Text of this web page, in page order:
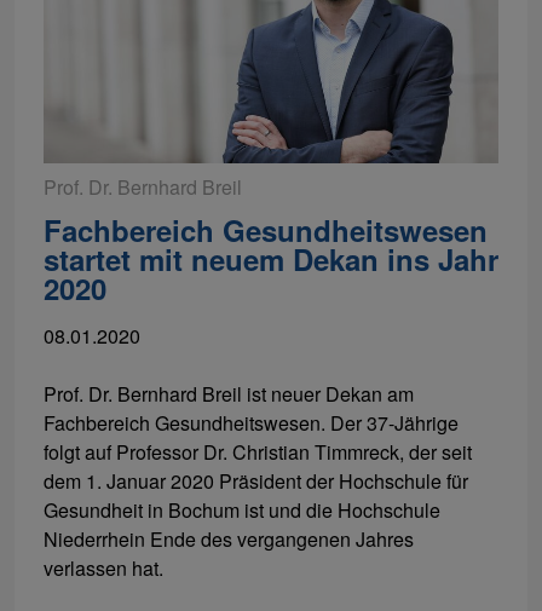
Prof. Dr. Bernhard Breil
Fachbereich Gesundheitswesen
startet mit neuem Dekan ins Jahr
2020
08.01.2020
Prof. Dr. Bernhard Breil ist neuer Dekan am
Fachbereich Gesundheitswesen. Der 37-Jährige
folgt auf Professor Dr. Christian Timmreck, der seit
dem 1. Januar 2020 Präsident der Hochschule für
Gesundheit in Bochum ist und die Hochschule
Niederrhein Ende des vergangenen Jahres
verlassen hat.